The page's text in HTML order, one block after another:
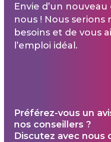
Envie d’un
nous ! Nous serions
besoins et de vous
l’emploi idéal.
Préférez-vous un
nos conseillers ?
Discutez avec nous